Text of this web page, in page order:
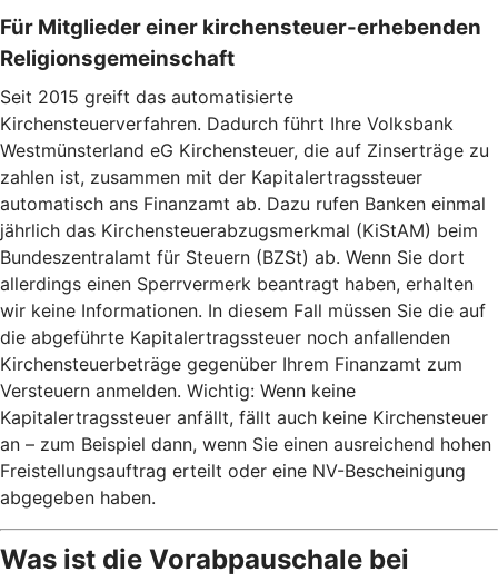
Für Mitglieder einer kirchensteuer-erhebenden
Religionsgemeinschaft
Seit 2015 greift das automatisierte
Kirchensteuerverfahren. Dadurch führt Ihre Volksbank
Westmünsterland eG Kirchensteuer, die auf Zinserträge zu
zahlen ist, zusammen mit der Kapitalertragssteuer
automatisch ans Finanzamt ab. Dazu rufen Banken einmal
jährlich das Kirchensteuerabzugsmerkmal (KiStAM) beim
Bundeszentralamt für Steuern (BZSt) ab. Wenn Sie dort
allerdings einen Sperrvermerk beantragt haben, erhalten
wir keine Informationen. In diesem Fall müssen Sie die auf
die abgeführte Kapitalertragssteuer noch anfallenden
Kirchensteuerbeträge gegenüber Ihrem Finanzamt zum
Versteuern anmelden. Wichtig: Wenn keine
Kapitalertragssteuer anfällt, fällt auch keine Kirchensteuer
an – zum Beispiel dann, wenn Sie einen ausreichend hohen
Freistellungsauftrag erteilt oder eine NV-Bescheinigung
abgegeben haben.
Was ist die Vorabpauschale bei